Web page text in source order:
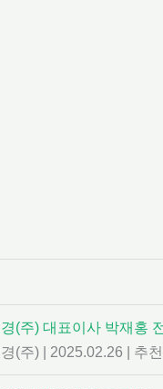
(주) 대표이사 박재홍
(주)
2025.02.26 추